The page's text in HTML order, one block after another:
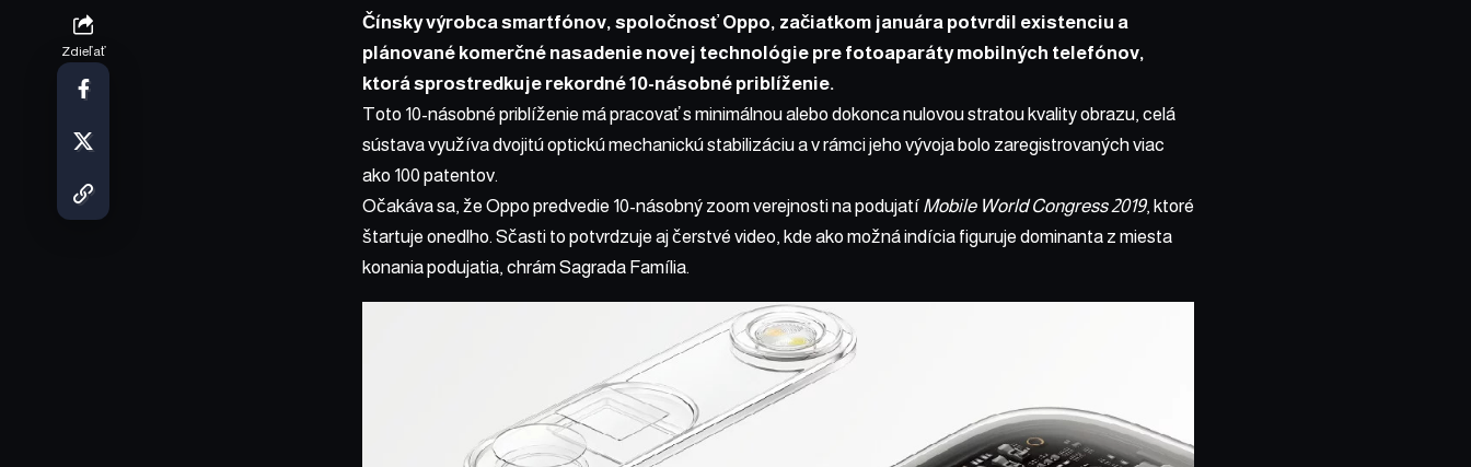
Zdieľať
Čínsky výrobca smartfónov, spoločnosť Oppo, začiatkom januára potvrdil existenciu a
plánované komerčné nasadenie novej technológie pre fotoaparáty mobilných telefónov,
ktorá sprostredkuje rekordné 10-násobné priblíženie.
Toto 10-násobné priblíženie má pracovať s minimálnou alebo dokonca nulovou stratou kvality obrazu, celá
sústava využíva dvojitú optickú mechanickú stabilizáciu a v rámci jeho vývoja bolo zaregistrovaných viac
ako 100 patentov.
Očakáva sa, že Oppo predvedie 10-násobný zoom verejnosti na podujatí Mobile World Congress 2019, ktoré
štartuje onedlho. Sčasti to potvrdzuje aj čerstvé video, kde ako možná indícia figuruje dominanta z miesta
konania podujatia, chrám Sagrada Família.